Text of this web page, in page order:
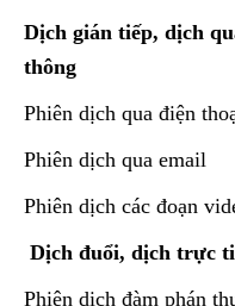
Dịch gián tiếp, dịch
thông
Phiên dịch qua điện
Phiên dịch qua email
Phiên dịch các đoạn
Dịch đuổi, dịch trực
Phiên dịch đàm phán